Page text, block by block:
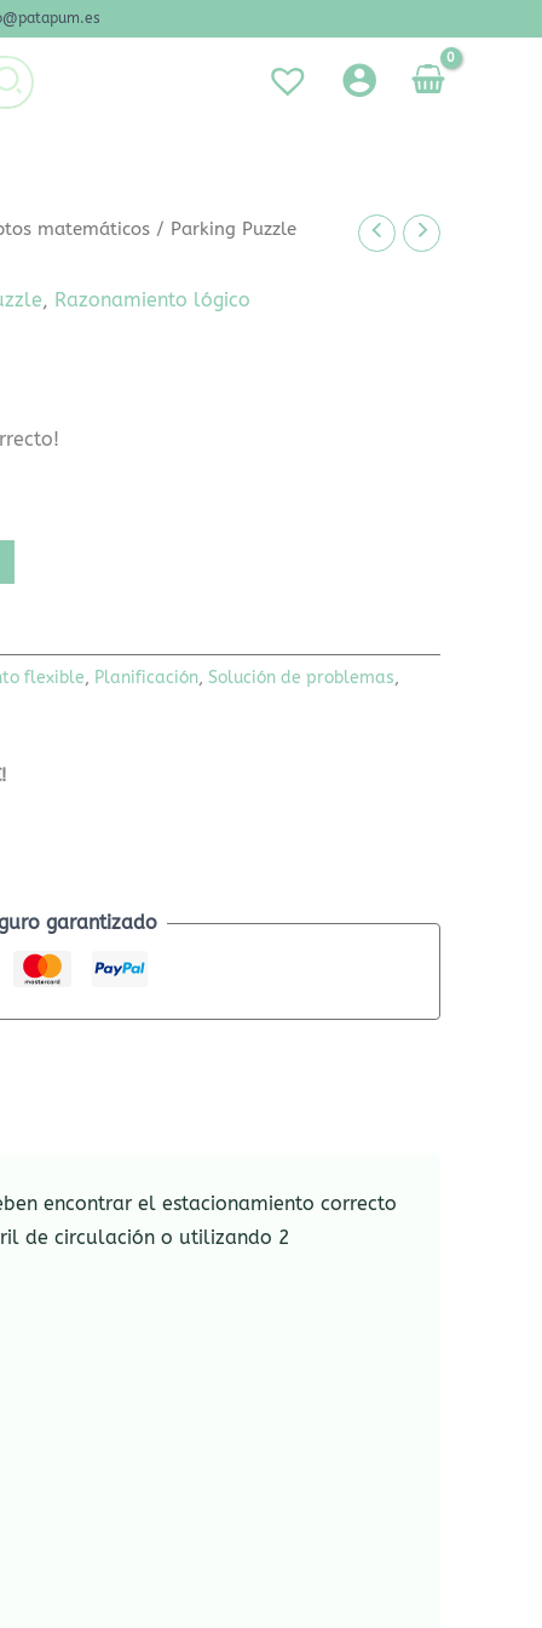
matemáticos / Parking Puzzle
, Razonamiento lógico
flexible, Planificación,Solución de problemas,
garantizado
encontrar el estacionamiento correcto
de circulación o utilizando 2